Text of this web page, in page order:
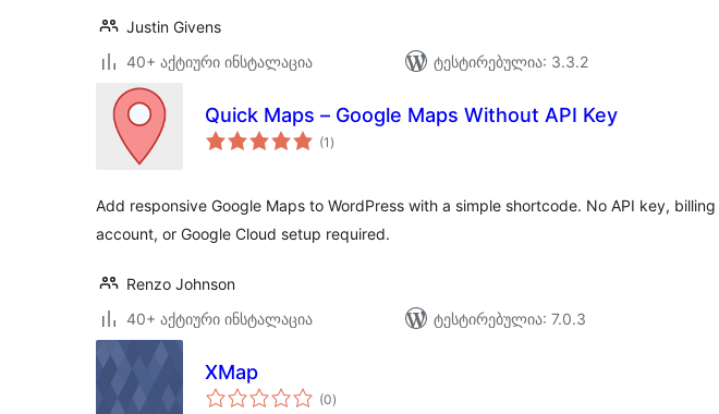
Justin Givens
40+ აქტიური ინსტალაცია
ტესტირებულია: 3.3.2
Quick Maps – Google Maps Without API Key
(1 საერთო
რეიტინგი
)
Add responsive Google Maps to WordPress with a simple shortcode. No API key, billing
account, or Google Cloud setup required.
Renzo Johnson
40+ აქტიური ინსტალაცია
ტესტირებულია: 7.0.3
XMap
(0საერთო
რეიტინგი
)